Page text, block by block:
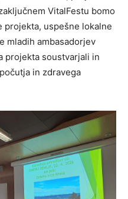
VitalFestu bomo
uspešne lokalne
mladih ambasadorjev
projekta soustvarjali in
in zdravega